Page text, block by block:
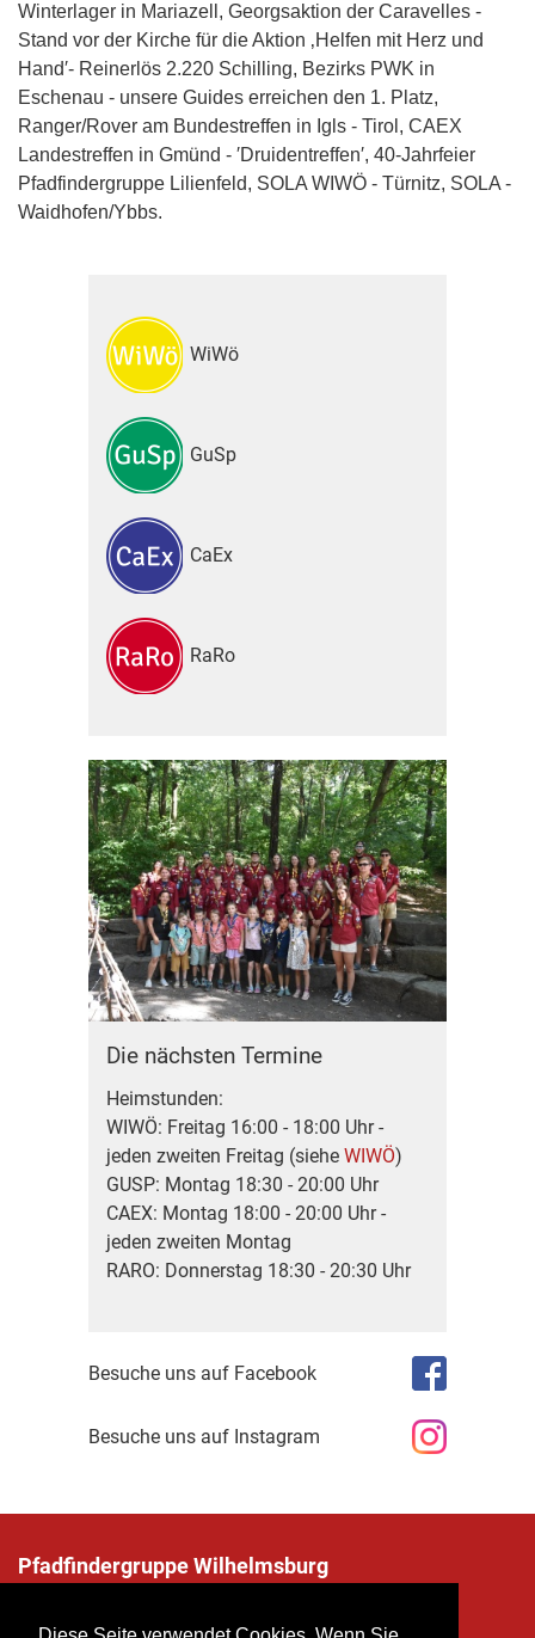
Winterlager in Mariazell, Georgsaktion der Caravelles -
Stand vor der Kirche für die Aktion ‚Helfen mit Herz und
Hand′- Reinerlös 2.220 Schilling, Bezirks PWK in
Eschenau - unsere Guides erreichen den 1. Platz,
Ranger/Rover am Bundestreffen in Igls - Tirol, CAEX
Landestreffen in Gmünd - ′Druidentreffen′, 40-Jahrfeier
Pfadfindergruppe Lilienfeld, SOLA WIWÖ - Türnitz, SOLA -
Waidhofen/Ybbs.
WiWö
GuSp
CaEx
RaRo
Die nächsten Termine
Heimstunden:
WIWÖ: Freitag 16:00 - 18:00 Uhr -
jeden zweiten Freitag (siehe WIWÖ)
GUSP: Montag 18:30 - 20:00 Uhr
CAEX: Montag 18:00 - 20:00 Uhr -
jeden zweiten Montag
RARO: Donnerstag 18:30 - 20:30 Uhr
Besuche uns auf Facebook
Besuche uns auf Instagram
Pfadfindergruppe Wilhelmsburg